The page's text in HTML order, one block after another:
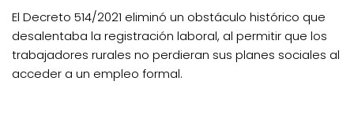
El Decreto 514/2021 eliminó un obstáculo histórico que
desalentaba la registración laboral, al permitir que los
trabajadores rurales no perdieran sus planes sociales al
acceder a un empleo formal.